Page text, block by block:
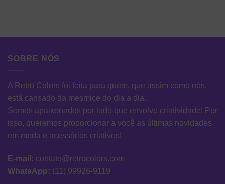
SOBRE NÓS
A Retro Colors foi feita para quem, que assim como nós,
está cansado da mesmice do dia a dia.
Somos apaixonados por tudo que envolve criatividade! Por
isso, queremos proporcionar a você as últimas novidades
em moda e acessórios criativos!
E-mail: contato@retrocolors.com
WhatsApp: (11) 99926-9119